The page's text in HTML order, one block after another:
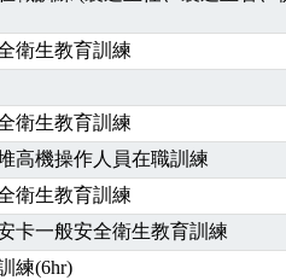
估人員】開課囉
颱風假11/12停班停課
因應颱風來襲，若遇停班停課消息
2026年，課程意見蒐集~
】SDS格式百百種？專業講師帶您判
】因應颱風來襲，若遇停班停課消息
】颱風假114/07/07停班停課
】～～前導課程看這邊推出囉～～
前導課程推出公告！
衛生教育訓練
衛生教育訓練
高機操作人員在職訓練
衛生教育訓練
卡一般安全衛生教育訓練
練(6hr)